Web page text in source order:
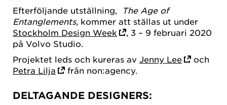
Efterföljande utställning,
The Age of
Entanglements, kommer att ställas ut under
Stockholm Design Week
, 3 – 9 februari 2020
på Volvo Studio.
Projektet leds och kureras av Jenny Lee
och
Petra Lilja
från non:agency.
DELTAGANDE DESIGNERS: